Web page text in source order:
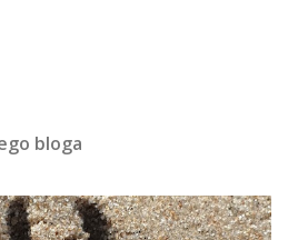
bloga